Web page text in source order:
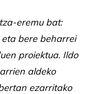
eremu bat:
bere beharrei
proiektua. Ildo
aldeko
ezarritako